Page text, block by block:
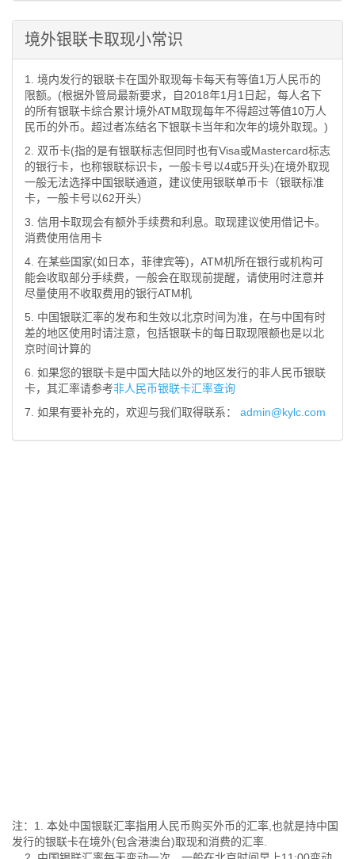
境外银联卡取现小常识
1. 境内发行的银联卡在国外取现每卡每天有等值1万人民币的
限额。(根据外管局最新要求，自2018年1月1日起，每人名下
的所有银联卡综合累计境外ATM取现每年不得超过等值10万人
民币的外币。超过者冻结名下银联卡当年和次年的境外取现。)
2. 双币卡(指的是有银联标志但同时也有Visa或Mastercard标志
的银行卡，也称银联标识卡，一般卡号以4或5开头)在境外取现
一般无法选择中国银联通道，建议使用银联单币卡（银联标准
卡，一般卡号以62开头）
3. 信用卡取现会有额外手续费和利息。取现建议使用借记卡。
消费使用信用卡
4. 在某些国家(如日本，菲律宾等)，ATM机所在银行或机构可
能会收取部分手续费，一般会在取现前提醒，请使用时注意并
尽量使用不收取费用的银行ATM机
5. 中国银联汇率的发布和生效以北京时间为准，在与中国有时
差的地区使用时请注意，包括银联卡的每日取现限额也是以北
京时间计算的
6. 如果您的银联卡是中国大陆以外的地区发行的非人民币银联
卡，其汇率请参考非人民币银联卡汇率查询
7. 如果有要补充的，欢迎与我们取得联系： admin@kylc.com
注：1. 本处中国银联汇率指用人民币购买外币的汇率,也就是持中国
发行的银联卡在境外(包含港澳台)取现和消费的汇率.